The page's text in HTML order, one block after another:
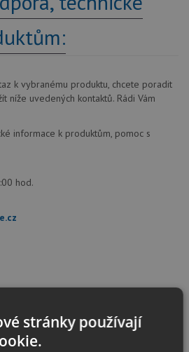
k vybranému produktu, chcete poradit
níže uvedených kontaktů. Rádi Vám
informace k produktům, pomoc s
hod.
ke zboží, případně neobrželi-li jste
zakoupenému produktu na e-shopu
reklamace vždy zasílejte pouze
stránky používají